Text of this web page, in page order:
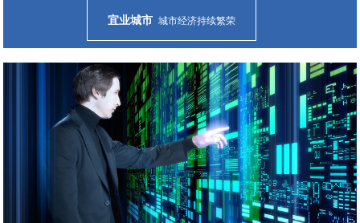
宜业城市 城市经济持续繁荣